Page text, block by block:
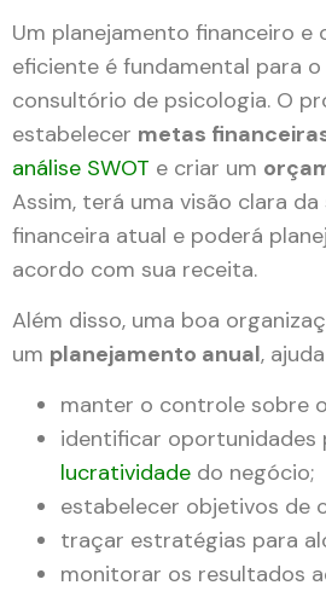
Um planejamento financeiro e
eficiente é fundamental para
consultório de psicologia. O
estabelecer metas
análise SWOT e criar um
Assim, terá uma visão clara
financeira atual e poderá
acordo com sua receita.
Além disso, uma boa
um planejamento anual,
manter o controle sobre
identificar oportunidades
lucratividade do negócio;
estabelecer objetivos de
traçar estratégias para
monitorar os resultados